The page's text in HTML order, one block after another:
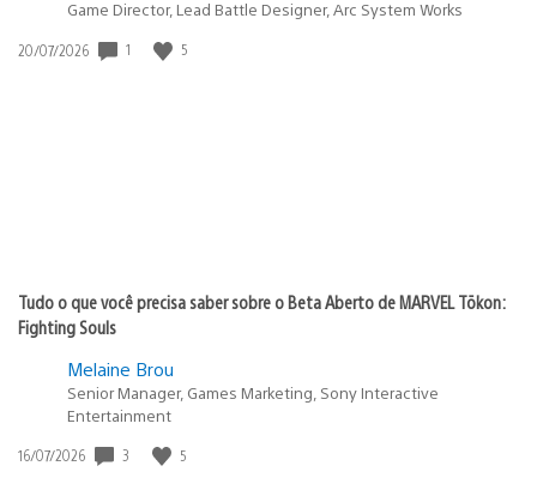
Game Director, Lead Battle Designer, Arc System Works
Data
20/07/2026 1 5
Tudo o que você precisa saber sobre o Beta Aberto de MARVEL Tōkon:
Fighting Souls
Melaine Brou
Senior Manager, Games Marketing, Sony Interactive
Entertainment
Data
16/07/2026 3 5